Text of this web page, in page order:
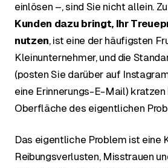
einlösen –, sind Sie nicht allein.
Kunden dazu bringt, Ihr
nutzen, ist eine der häufigsten
Kleinunternehmer, und die
(posten Sie darüber auf
eine Erinnerungs-E-Mail) kratzen
Oberfläche des eigentlichen
Das eigentliche Problem ist eine
Reibungsverlusten, Misstrauen